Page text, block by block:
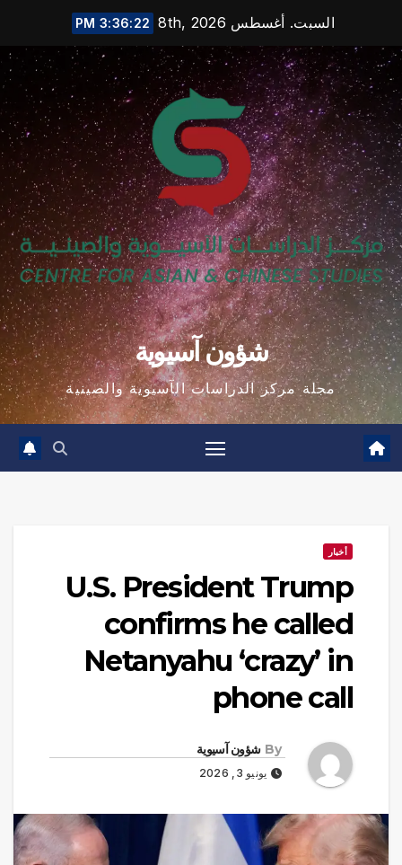
content
السبت. أغسطس 8th, 2026 3:36:23 PM
شؤون آسيوية
مجلة مركز الدراسات الآسيوية والصينية
أخبار
U.S. President Trump
confirms he called
Netanyahu ‘crazy’ in
phone call
By شؤون آسيوية
يونيو 3, 2026